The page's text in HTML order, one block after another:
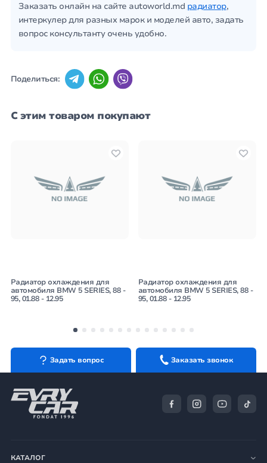
Заказать онлайн на сайте autoworld.md радиатор,
интеркулер для разных марок и моделей авто, задать
вопрос консультанту очень удобно.
Поделиться:
С этим товаром покупают
Радиатор охлаждения для
автомобиля BMW 5 SERIES, 88 -
95, 01.88 - 12.95
Радиатор охлаждения для
автомобиля BMW 5 SERIES, 88 -
95, 01.88 - 12.95
Задать вопрос Заказать звонок
КАТАЛОГ